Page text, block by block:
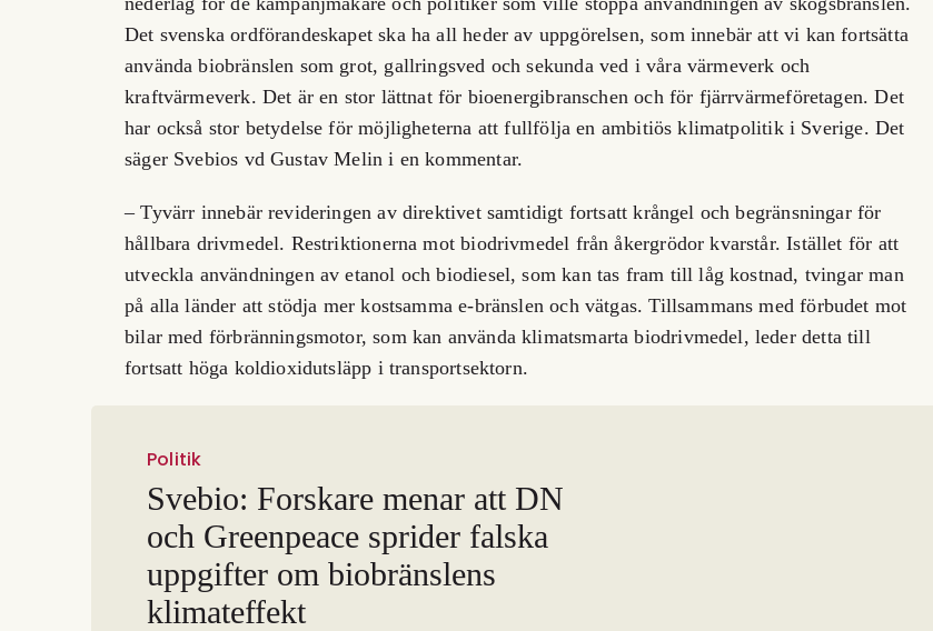
Det svenska ordförandeskapet ska ha all heder av uppgörelsen, som innebär att vi kan fortsätta
använda biobränslen som grot, gallringsved och sekunda ved i våra värmeverk och
kraftvärmeverk. Det är en stor lättnat för bioenergibranschen och för fjärrvärmeföretagen. Det
har också stor betydelse för möjligheterna att fullfölja en ambitiös klimatpolitik i Sverige. Det
säger Svebios vd Gustav Melin i en kommentar.
– Tyvärr innebär revideringen av direktivet samtidigt fortsatt krångel och begränsningar för
hållbara drivmedel. Restriktionerna mot biodrivmedel från åkergrödor kvarstår. Istället för att
utveckla användningen av etanol och biodiesel, som kan tas fram till låg kostnad, tvingar man
på alla länder att stödja mer kostsamma e-bränslen och vätgas. Tillsammans med förbudet mot
bilar med förbränningsmotor, som kan använda klimatsmarta biodrivmedel, leder detta till
fortsatt höga koldioxidutsläpp i transportsektorn.
Politik
Svebio: Forskare menar att DN
och Greenpeace sprider falska
uppgifter om biobränslens
klimateffekt